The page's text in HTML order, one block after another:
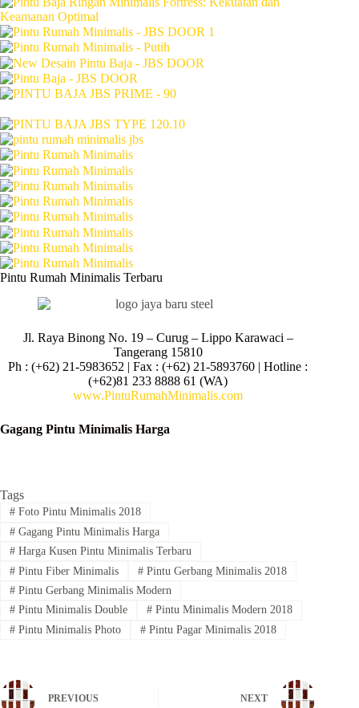
Pintu Rumah Minimalis Terbaru
Jl. Raya Binong No. 19 – Curug – Lippo Karawaci –
Tangerang 15810
Ph : (+62) 21-5983652 | Fax : (+62) 21-5893760 | Hotline :
(+62)81 233 8888 61 (WA)
www.PintuRumahMinimalis.com
Gagang Pintu Minimalis Harga
Tags
#Foto Pintu Minimalis 2018
#Gagang Pintu Minimalis Harga
#Harga Kusen Pintu Minimalis Terbaru
#Pintu Fiber Minimalis #Pintu Gerbang Minimalis 2018
#Pintu Gerbang Minimalis Modern
#Pintu Minimalis Double #Pintu Minimalis Modern 2018
#Pintu Minimalis Photo #Pintu Pagar Minimalis 2018
PREVIOUS NEXT